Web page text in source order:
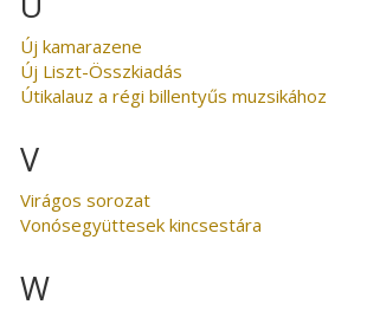
Új kamarazene
Új Liszt-Összkiadás
Útikalauz a régi billentyűs muzsikához
V
Virágos sorozat
Vonósegyüttesek kincsestára
W